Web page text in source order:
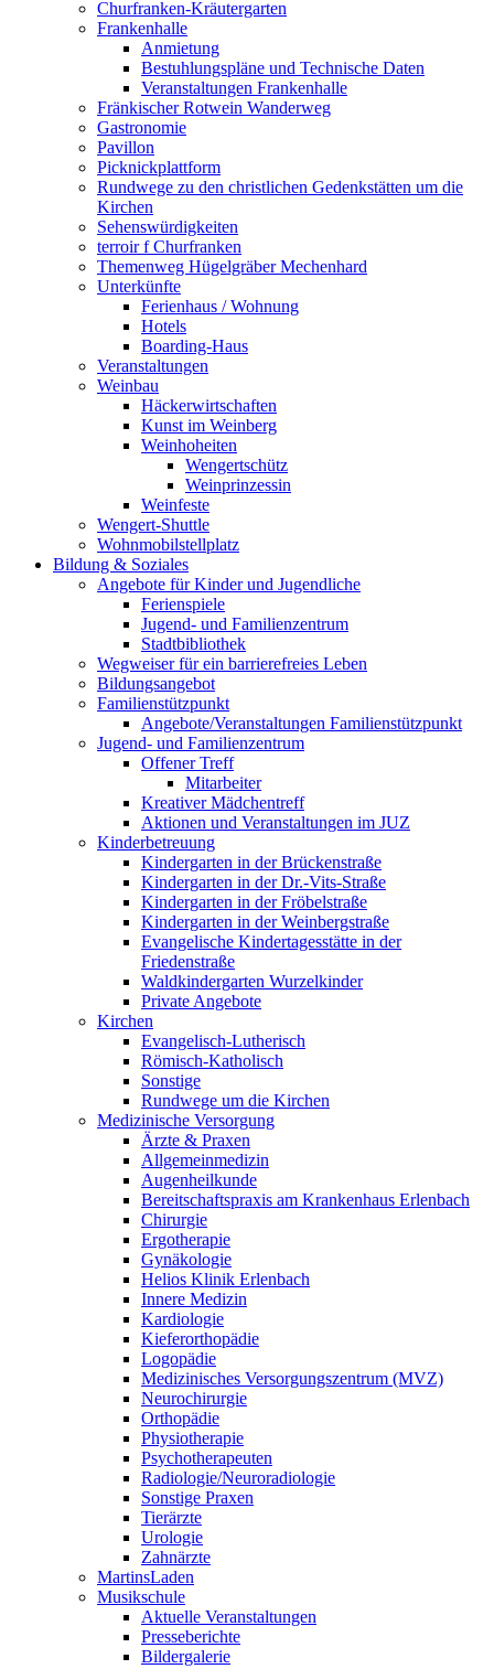
Churfranken-Kräutergarten
Frankenhalle
Anmietung
Bestuhlungspläne und Technische Daten
Veranstaltungen Frankenhalle
Fränkischer Rotwein Wanderweg
Gastronomie
Pavillon
Picknickplattform
Rundwege zu den christlichen Gedenkstätten um die
Kirchen
Sehenswürdigkeiten
terroir f Churfranken
Themenweg Hügelgräber Mechenhard
Unterkünfte
Ferienhaus / Wohnung
Hotels
Boarding-Haus
Veranstaltungen
Weinbau
Häckerwirtschaften
Kunst im Weinberg
Weinhoheiten
Wengertschütz
Weinprinzessin
Weinfeste
Wengert-Shuttle
Wohnmobilstellplatz
Bildung & Soziales
Angebote für Kinder und Jugendliche
Ferienspiele
Jugend- und Familienzentrum
Stadtbibliothek
Wegweiser für ein barrierefreies Leben
Bildungsangebot
Familienstützpunkt
Angebote/Veranstaltungen Familienstützpunkt
Jugend- und Familienzentrum
Offener Treff
Mitarbeiter
Kreativer Mädchentreff
Aktionen und Veranstaltungen im JUZ
Kinderbetreuung
Kindergarten in der Brückenstraße
Kindergarten in der Dr.-Vits-Straße
Kindergarten in der Fröbelstraße
Kindergarten in der Weinbergstraße
Evangelische Kindertagesstätte in der
Friedenstraße
Waldkindergarten Wurzelkinder
Private Angebote
Kirchen
Evangelisch-Lutherisch
Römisch-Katholisch
Sonstige
Rundwege um die Kirchen
Medizinische Versorgung
Ärzte & Praxen
Allgemeinmedizin
Augenheilkunde
Bereitschaftspraxis am Krankenhaus Erlenbach
Chirurgie
Ergotherapie
Gynäkologie
Helios Klinik Erlenbach
Innere Medizin
Kardiologie
Kieferorthopädie
Logopädie
Medizinisches Versorgungszentrum (MVZ)
Neurochirurgie
Orthopädie
Physiotherapie
Psychotherapeuten
Radiologie/Neuroradiologie
Sonstige Praxen
Tierärzte
Urologie
Zahnärzte
MartinsLaden
Musikschule
Aktuelle Veranstaltungen
Presseberichte
Bildergalerie